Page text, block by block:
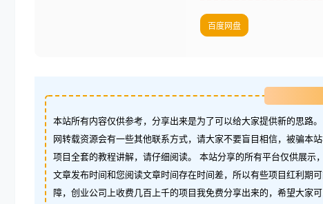
百度网盘
本站所有内容仅供参考，分享出来是为了可以给大家提供新的思路
网转载资源会有一些其他联系方式，请大家不要盲目相信，被骗本
项目全套的教程讲解，请仔细阅读。 本站分享的所有平台仅供展
文章发布时间和您阅读文章时间存在时间差，所以有些项目红利期
障，创业公司上收费几百上千的项目我免费分享出来的，希望大家